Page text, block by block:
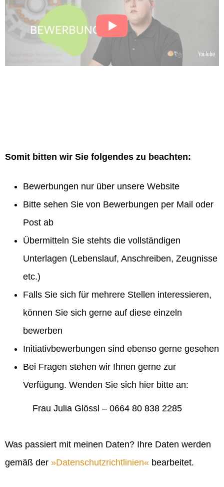
Somit bitten wir Sie folgendes zu beachten:
Bewerbungen nur über unsere Website
Bitte sehen Sie von Bewerbungen per Mail oder
Post ab
Übermitteln Sie stehts die vollständigen
Unterlagen (Lebenslauf, Anschreiben, Zeugnisse
etc.)
Falls Sie sich für mehrere Stellen interessieren,
können Sie sich gerne auf diese einzeln
bewerben
Initiativbewerbungen sind ebenso gerne gesehen
Bei Fragen stehen wir Ihnen gerne zur
Verfügung. Wenden Sie sich hier bitte an:
Frau Julia Glössl – 0664 80 838 2285
Was passiert mit meinen Daten? Ihre Daten werden
gemäß der
Datenschutzrichtlinien bearbeitet.